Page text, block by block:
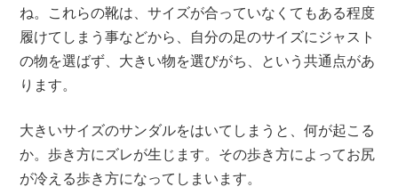
ね。 これらの靴は、サイズが合っていなくてもある程度
履けてしまう事などから、自分の足のサイズにジャスト
の物を選ばず、大きい物を選びがち、という共通点があ
ります。
大きいサイズのサンダルをはいてしまうと、何が起こる
か。歩き方にズレが生じます。その歩き方によってお尻
が冷える歩き方になってしまいます。